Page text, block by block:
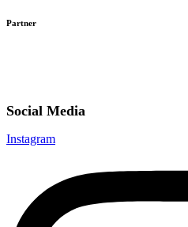
Partner
Social Media
Instagram